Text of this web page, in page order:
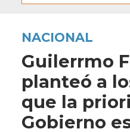
NACIONAL
Guilerrmo
planteó a
que la
Gobierno